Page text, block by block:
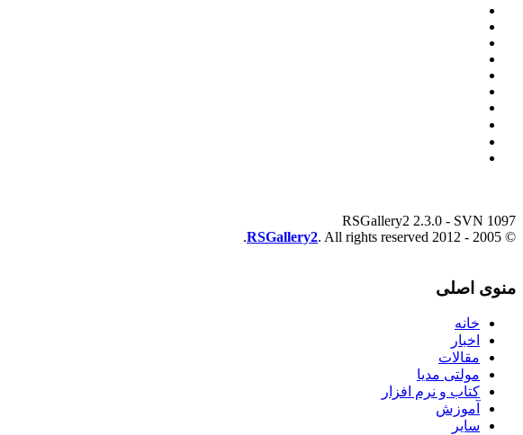
RSGallery2 2.3.0 - SVN 1097
© 2005 - 2012
RSGallery2. All rights reserved.
منوی اصلی
خانه
اخبار
مقالات
مولتی مدیا
کتاب و نرم افزار
آموزش
سایر